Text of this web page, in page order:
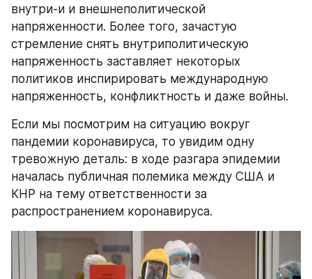
внутри-и и внешнеполитической
напряженности. Более того, зачастую
стремление снять внутриполитическую
напряженность заставляет некоторых
политиков инспирировать международную
напряженность, конфликтность и даже войны.
Если мы посмотрим на ситуацию вокруг
пандемии коронавируса, то увидим одну
тревожную деталь: в ходе разгара эпидемии
началась публичная полемика между США и
КНР на тему ответственности за
распространением коронавируса.